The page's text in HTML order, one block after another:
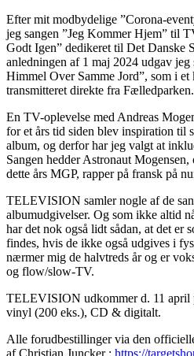
Efter mit modbydelige ”Corona-
jeg sangen ”Jeg Kommer Hjem” til
Godt Igen” dedikeret til Det Danske
anledningen af 1 maj 2024 udgav jeg
Himmel Over Samme Jord”, som i
transmitteret direkte fra Fælledparken.
En TV-oplevelse med Andreas
for et års tid siden blev inspiration til
album, og derfor har jeg valgt at
Sangen hedder Astronaut
dette års MGP, rapper på fransk på
TELEVISION samler nogle af de
albumudgivelser. Og som ikke altid
har det nok også lidt sådan, at det er
findes, hvis de ikke også udgives i
nærmer mig de halvtreds år og er
og flow/slow-TV.
TELEVISION udkommer d. 11 april
vinyl (200 eks.), CD & digitalt.
Alle forudbestillinger via den
af Christian Juncker : https://